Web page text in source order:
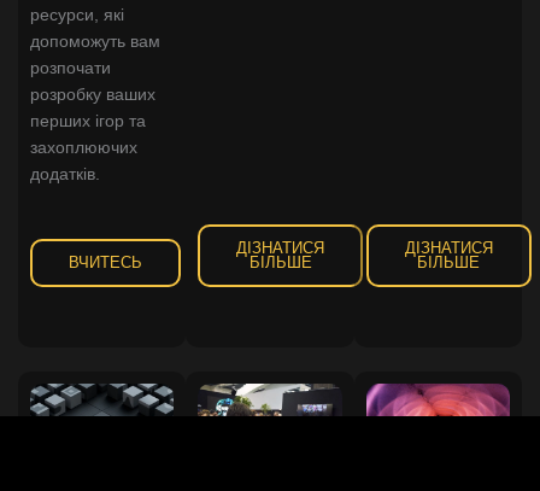
ресурси, які
допоможуть вам
розпочати
розробку ваших
перших ігор та
захоплюючих
додатків.
ВЧИТЕСЬ
ДІЗНАТИСЯ
БІЛЬШЕ
ДІЗНАТИСЯ
БІЛЬШЕ